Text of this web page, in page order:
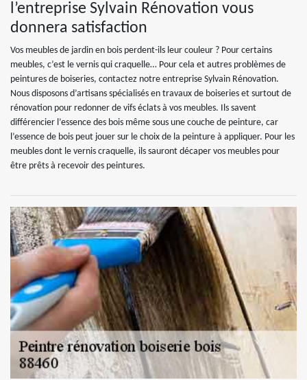
l’entreprise Sylvain Rénovation vous
donnera satisfaction
Vos meubles de jardin en bois perdent-ils leur couleur ? Pour certains
meubles, c’est le vernis qui craquelle… Pour cela et autres problèmes de
peintures de boiseries, contactez notre entreprise Sylvain Rénovation.
Nous disposons d’artisans spécialisés en travaux de boiseries et surtout de
rénovation pour redonner de vifs éclats à vos meubles. Ils savent
différencier l’essence des bois même sous une couche de peinture, car
l’essence de bois peut jouer sur le choix de la peinture à appliquer. Pour les
meubles dont le vernis craquelle, ils sauront décaper vos meubles pour
être prêts à recevoir des peintures.